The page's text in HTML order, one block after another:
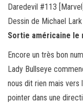
Daredevil #113
Dessin de Michael
Sortie américaine le
Encore un très bon
Lady Bullseye
nous dit rien mais
pointer dans une